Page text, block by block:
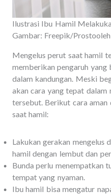
Ilustrasi Ibu Hamil
Gambar: Freepik/Prostooleh
Mengelus perut saat hamil
memberikan pengaruh
dalam kandungan. Meski
akan cara yang tepat dalam
tersebut. Berikut cara aman
saat hamil:
Lakukan gerakan mengelus
hamil dengan lembut dan
Bunda perlu menempatkan
tempat yang nyaman.
Ibu hamil bisa mengatur